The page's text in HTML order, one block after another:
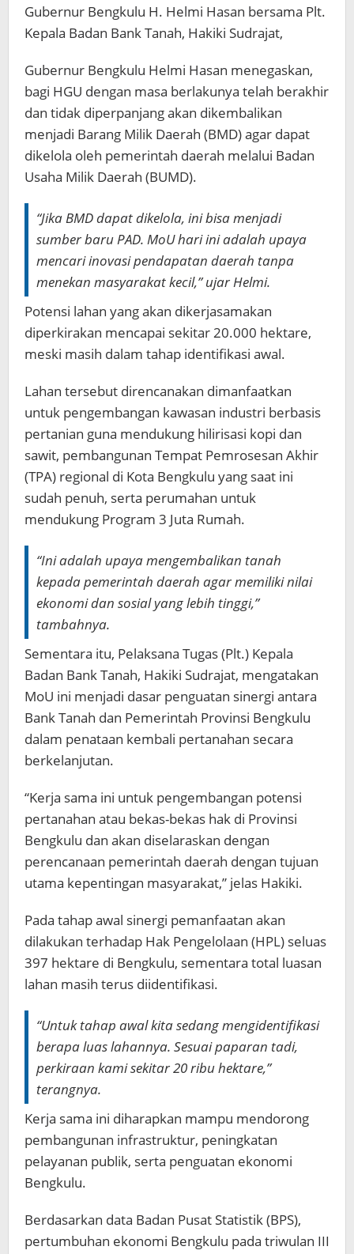
Gubernur Bengkulu H. Helmi Hasan bersama Plt.
Kepala Badan Bank Tanah, Hakiki Sudrajat,
Gubernur Bengkulu Helmi Hasan menegaskan,
bagi HGU dengan masa berlakunya telah berakhir
dan tidak diperpanjang akan dikembalikan
menjadi Barang Milik Daerah (BMD) agar dapat
dikelola oleh pemerintah daerah melalui Badan
Usaha Milik Daerah (BUMD).
“Jika BMD dapat dikelola, ini bisa menjadi
sumber baru PAD. MoU hari ini adalah upaya
mencari inovasi pendapatan daerah tanpa
menekan masyarakat kecil,” ujar Helmi.
Potensi lahan yang akan dikerjasamakan
diperkirakan mencapai sekitar 20.000 hektare,
meski masih dalam tahap identifikasi awal.
Lahan tersebut direncanakan dimanfaatkan
untuk pengembangan kawasan industri berbasis
pertanian guna mendukung hilirisasi kopi dan
sawit, pembangunan Tempat Pemrosesan Akhir
(TPA) regional di Kota Bengkulu yang saat ini
sudah penuh, serta perumahan untuk
mendukung Program 3 Juta Rumah.
“Ini adalah upaya mengembalikan tanah
kepada pemerintah daerah agar memiliki nilai
ekonomi dan sosial yang lebih tinggi,”
tambahnya.
Sementara itu, Pelaksana Tugas (Plt.) Kepala
Badan Bank Tanah, Hakiki Sudrajat, mengatakan
MoU ini menjadi dasar penguatan sinergi antara
Bank Tanah dan Pemerintah Provinsi Bengkulu
dalam penataan kembali pertanahan secara
berkelanjutan.
“Kerja sama ini untuk pengembangan potensi
pertanahan atau bekas-bekas hak di Provinsi
Bengkulu dan akan diselaraskan dengan
perencanaan pemerintah daerah dengan tujuan
utama kepentingan masyarakat,” jelas Hakiki.
Pada tahap awal sinergi pemanfaatan akan
dilakukan terhadap Hak Pengelolaan (HPL) seluas
397 hektare di Bengkulu, sementara total luasan
lahan masih terus diidentifikasi.
“Untuk tahap awal kita sedang mengidentifikasi
berapa luas lahannya. Sesuai paparan tadi,
perkiraan kami sekitar 20 ribu hektare,”
terangnya.
Kerja sama ini diharapkan mampu mendorong
pembangunan infrastruktur, peningkatan
pelayanan publik, serta penguatan ekonomi
Bengkulu.
Berdasarkan data Badan Pusat Statistik (BPS),
pertumbuhan ekonomi Bengkulu pada triwulan III